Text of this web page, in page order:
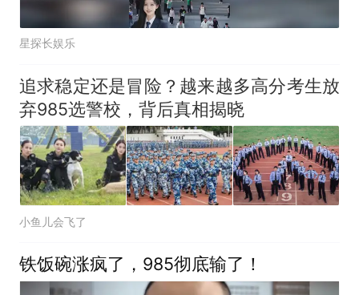
星探长娱乐
追求稳定还是冒险？越来越多高分考生放
弃985选警校，背后真相揭晓
小鱼儿会飞了
铁饭碗涨疯了，985彻底输了！